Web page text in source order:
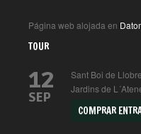
Página web alojada en
TOUR
12
SEP
Sant Boi de
Jardins de
COMPRAR